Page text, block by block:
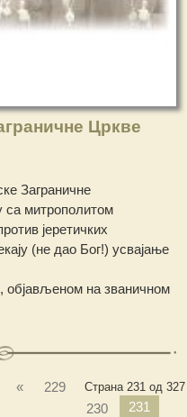
Цркве
Заграничне
са митрополитом
јеретичких
(не дао Бог!) усвајање
објављеном на званичном
Страна 231 од 327
«
229
230
231